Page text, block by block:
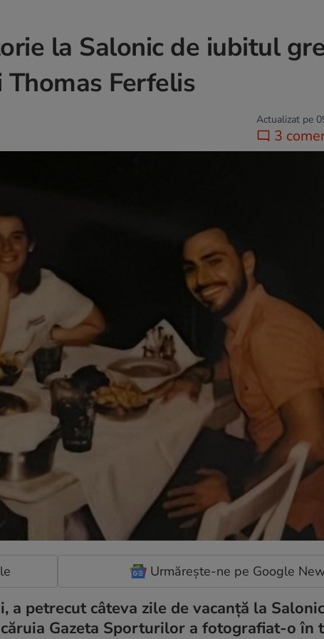
la Salonic de iubitul
Ferfelis
Actualizat pe
3
Urmărește-ne pe Google
a petrecut câteva zile de vacanță la
Gazeta Sporturilor a fotografiat-o în